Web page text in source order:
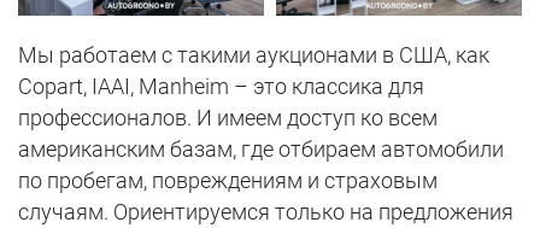
Мы работаем с такими аукционами в США, как
Copart, IAAI, Manheim – это классика для
профессионалов. И имеем доступ ко всем
американским базам, где отбираем автомобили
по пробегам, повреждениям и страховым
случаям. Ориентируемся только на предложения